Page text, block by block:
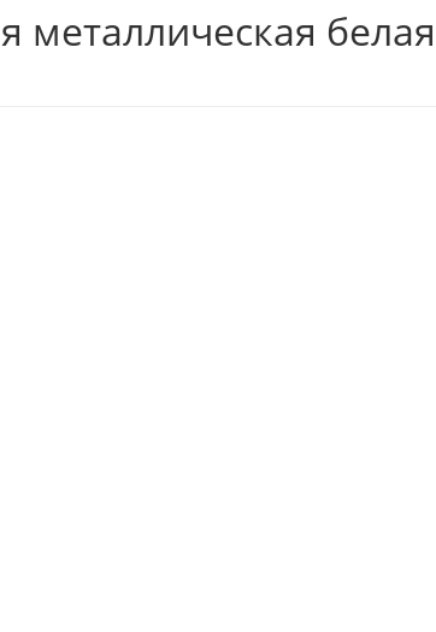
металлическая